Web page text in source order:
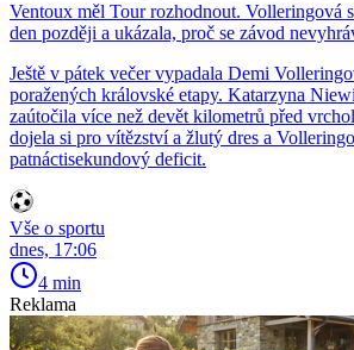
Ventoux měl Tour rozhodnout. Volleringová
den později a ukázala, proč se závod
Ještě v pátek večer vypadala Demi
poražených královské etapy. Katarzyna
zaútočila více než devět kilometrů před
dojela si pro vítězství a žlutý dres a
patnáctisekundový deficit.
Vše o sportu
dnes, 17:06
4 min
Reklama